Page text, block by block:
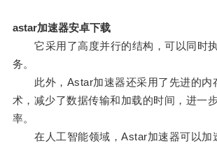
astar加速器安卓下载
它采用了高度并行的结构，可以同时
务。
此外，Astar加速器还采用了先进的内
术，减少了数据传输和加载的时间，进一
率。
在人工智能领域，Astar加速器可以加